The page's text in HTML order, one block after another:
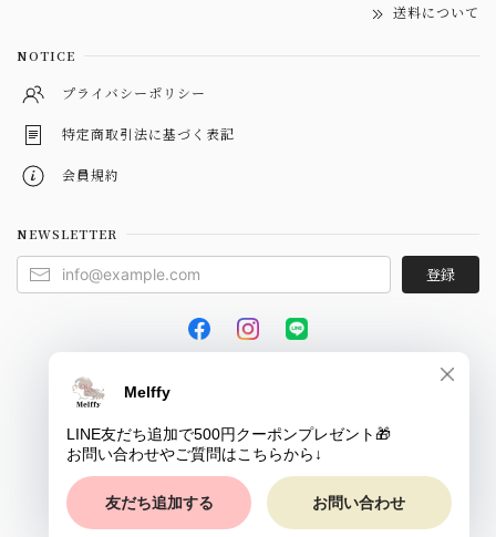
送料について
NOTICE
プライバシーポリシー
特定商取引法に基づく表記
会員規約
NEWSLETTER
登録